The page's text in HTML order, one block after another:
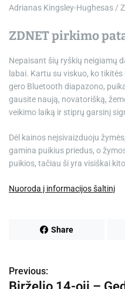
Adrianas Kingsley-Hughesas /
ZDNET pirkimo
Nepaisant šių ryškių neigiamų
labai. Kartu su viskuo, ko
gero Bluetooth diapazono,
gausite naują, novatorišką,
veikimo laiką ir stiprų garsinį
Dėl kainos neįsivaizduoju
gamina puikius priedus, o
puikios, tačiau ši yra visiškai
Nuoroda į informacijos šaltinį
Share
N
Previous: